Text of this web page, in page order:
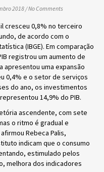
2018 /No Comments
cresceu 0,8% no terceiro
de acordo com o
(IBGE). Em comparação
registrou um aumento de
apresentou uma expansão
0,4% e o setor de serviços
do ano, os investimentos
14,9% do PIB.
ascendente, com sete
o ritmo é gradual e
Rebeca Palis,
indicam que o consumo
estimulado pelos
melhora dos indicadores